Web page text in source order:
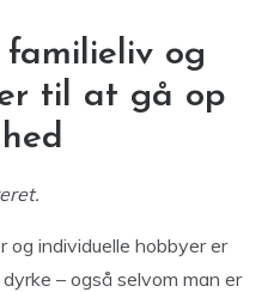
og
til at gå op
og individuelle hobbyer er
– også selvom man er